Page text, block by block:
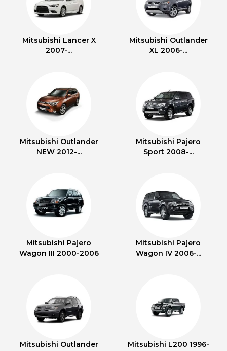
Mitsubishi Lancer X
2007-...
Mitsubishi Outlander
XL 2006-...
Mitsubishi Outlander
NEW 2012-...
Mitsubishi Pajero
Sport 2008-...
Mitsubishi Pajero
Wagon III 2000-2006
Mitsubishi Pajero
Wagon IV 2006-...
Mitsubishi Outlander
Mitsubishi L200 1996-